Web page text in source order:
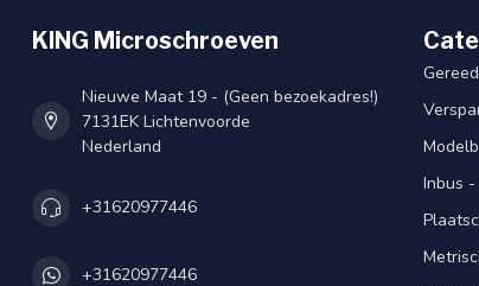
KING Microschroeven
Nieuwe Maat 19 - (Geen bezoekadres!)
7131EK Lichtenvoorde
Nederland
+31620977446
+31620977446
Inbus